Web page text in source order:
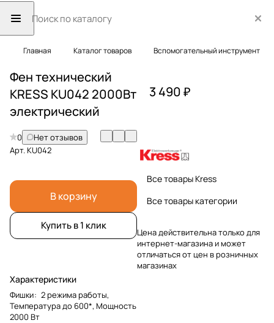
Главная Каталог товаров Вспомогательный инструмент
Фен технический
KRESS KU042 2000Вт
электрический
0
Нет отзывов
Арт.KU042
В корзину
Купить в 1 клик
Характеристики
Фишки: 2 режима работы,
Температура до 600*, Мощность
2000 Вт
3 490 ₽
Все товары Kress
Все товары категории
Цена действительна только для
интернет-магазина и может
отличаться от цен в розничных
магазинах